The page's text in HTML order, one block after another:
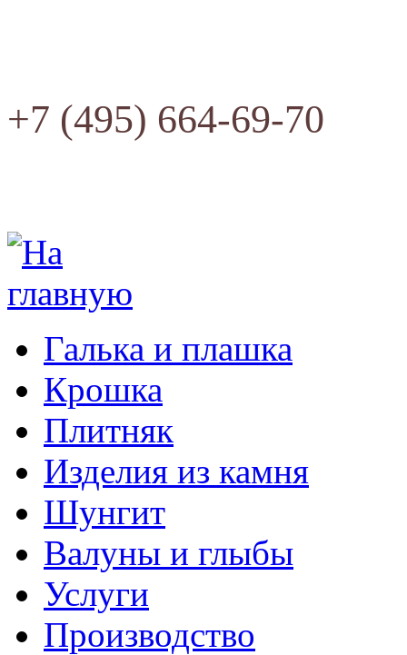
+7 (495) 664-69-70
Галька и плашка
Крошка
Плитняк
Изделия из камня
Шунгит
Валуны и глыбы
Услуги
Производство